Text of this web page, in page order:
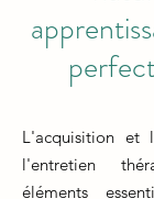
L'acquisition
l'entretien
éléments